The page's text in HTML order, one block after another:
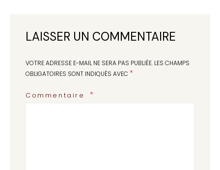
LAISSER UN COMMENTAIRE
VOTRE ADRESSE E-MAIL NE SERA PAS PUBLIÉE. LES CHAMPS
OBLIGATOIRES SONT INDIQUÉS AVEC *
Commentaire